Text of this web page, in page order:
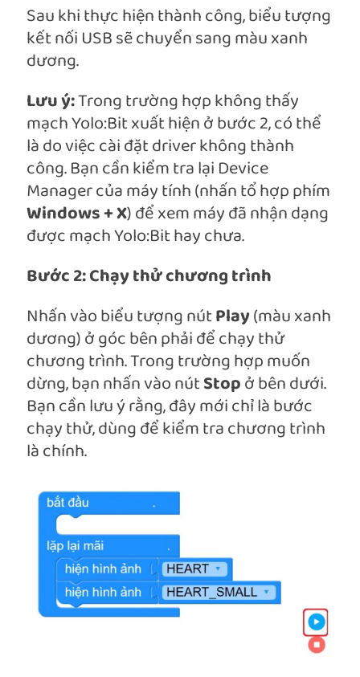
Sau khi thực hiện thành công, biểu tượng
kết nối USB sẽ chuyển sang màu xanh
dương.
Lưu ý:Trong trường hợp không thấy
mạch Yolo:Bit xuất hiện ở bước 2, có thể
là do việc cài đặt driver không thành
công. Bạn cần kiểm tra lại Device
Manager của máy tính (nhấn tổ hợp phím
Windows + X) để xem máy đã nhận dạng
được mạch Yolo:Bit hay chưa.
Bước 2: Chạy thử chương trình
Nhấn vào biểu tượng nútPlay(màu xanh
dương) ở góc bên phải để chạy thử
chương trình. Trong trường hợp muốn
dừng, bạn nhấn vào nútStopở bên dưới.
Bạn cần lưu ý rằng, đây mới chỉ là bước
chạy thử, dùng để kiểm tra chương trình
là chính.